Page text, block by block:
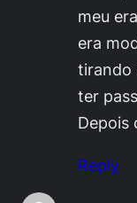
meu
era
tirando
ter
Depois
Reply